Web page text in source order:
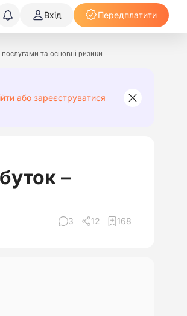
Вхід Передплатити
та основні ризики
або зареєструватися
–
3 12 168